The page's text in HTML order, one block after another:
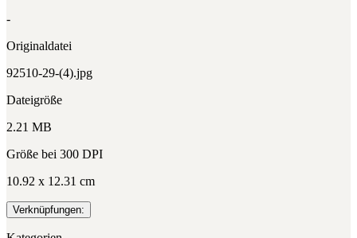
-
Originaldatei
92510-29-(4).jpg
Dateigröße
2.21 MB
Größe bei 300 DPI
10.92 x 12.31 cm
Verknüpfungen: